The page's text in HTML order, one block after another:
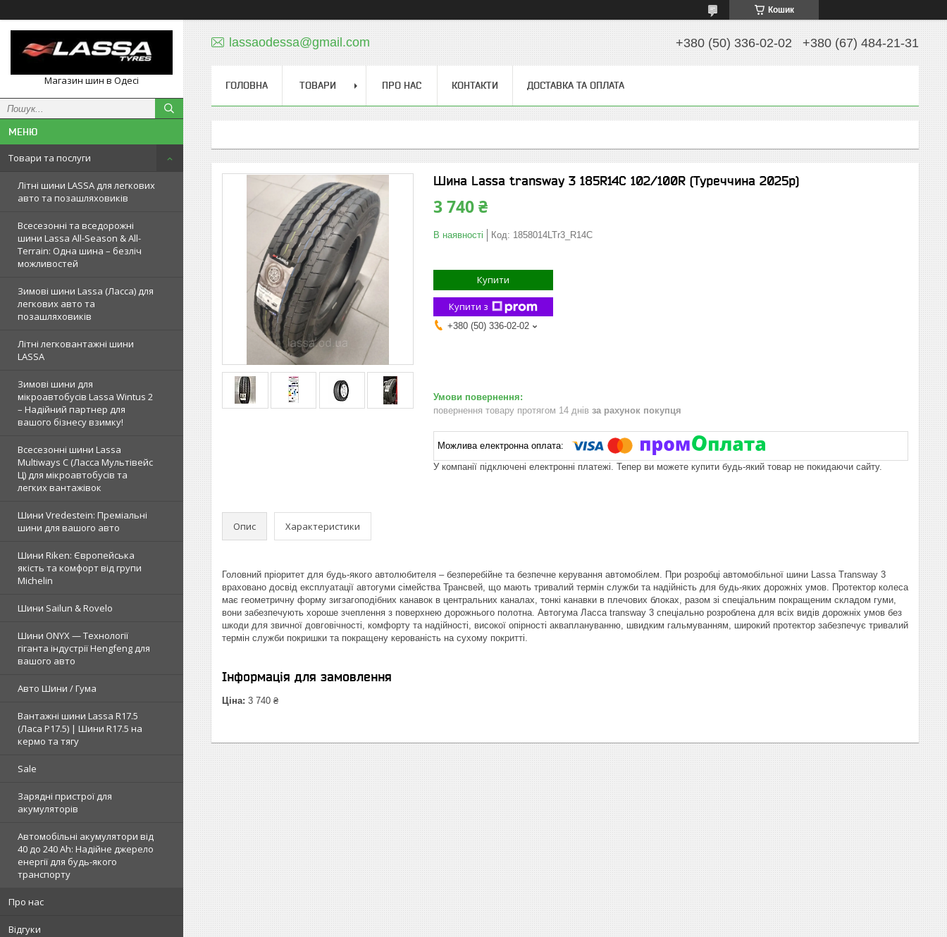
Кошик
Магазин шин в Одесі
Товари та послуги
Літні шини LASSA для легкових
авто та позашляховиків
Всесезонні та вседорожні
шини Lassa All-Season & All-
Terrain: Одна шина – безліч
можливостей
Зимові шини Lassa (Ласса) для
легкових авто та
позашляховиків
Літні легковантажні шини
LASSA
Зимові шини для
мікроавтобусів Lassa Wintus 2
– Надійний партнер для
вашого бізнесу взимку!
Всесезонні шини Lassa
Multiways C (Ласса Мультівейс
Ц) для мікроавтобусів та
легких вантажівок
Шини Vredestein: Преміальні
шини для вашого авто
Шини Riken: Європейська
якість та комфорт від групи
Michelin
Шини Sailun & Rovelo
Шини ONYX — Технології
гіганта індустрії Hengfeng для
вашого авто
Авто Шини / Гума
Вантажні шини Lassa R17.5
(Ласа Р17.5) | Шини R17.5 на
кермо та тягу
Sale
Зарядні пристрої для
акумуляторів
Автомобільні акумулятори від
40 до 240 Ah: Надійне джерело
енергії для будь-якого
транспорту
Про нас
Відгуки
lassaodessa@gmail.com +380 (50) 336-02-02 +380 (67) 484-21-31
ГОЛОВНА ТОВАРИ ПРО НАС КОНТАКТИ ДОСТАВКА ТА ОПЛАТА
Шина Lassa transway 3 185R14C 102/100R (Туреччина 2025р)
3 740 ₴
В наявності Код: 1858014LTr3_R14C
Купити
Купити з
+380 (50) 336-02-02
повернення товару протягом 14 днів за рахунок покупця
У компанії підключені електронні платежі. Тепер ви можете купити будь-який товар не покидаючи сайту.
Опис Характеристики
Головний пріоритет для будь-якого автолюбителя – безперебійне та безпечне керування автомобілем. При розробці автомобільної шини Lassa Transway 3
враховано досвід експлуатації автогуми сімейства Трансвей, що мають тривалий термін служби та надійність для будь-яких дорожніх умов. Протектор колеса
має геометричну форму зигзагоподібних канавок в центральних каналах, тонкі канавки в плечових блоках, разом зі спеціальним покращеним складом гуми,
вони забезпечують хороше зчеплення з поверхнею дорожнього полотна. Автогума Ласса transway 3 спеціально розроблена для всіх видів дорожніх умов без
шкоди для звичної довговічності, комфорту та надійності, високої опірності акваплануванню, швидким гальмуванням, широкий протектор забезпечує тривалий
термін служби покришки та покращену керованість на сухому покритті.
Інформація для замовлення
Ціна: 3 740 ₴